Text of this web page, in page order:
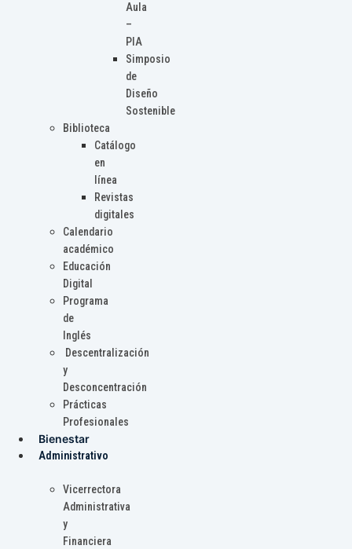
Aula
–
PIA
Simposio
de
Diseño
Sostenible
Biblioteca
Catálogo
en
línea
Revistas
digitales
Calendario
académico
Educación
Digital
Programa
de
Inglés
Descentralización
y
Desconcentración
Prácticas
Profesionales
Bienestar
Administrativo
Vicerrectora
Administrativa
y
Financiera